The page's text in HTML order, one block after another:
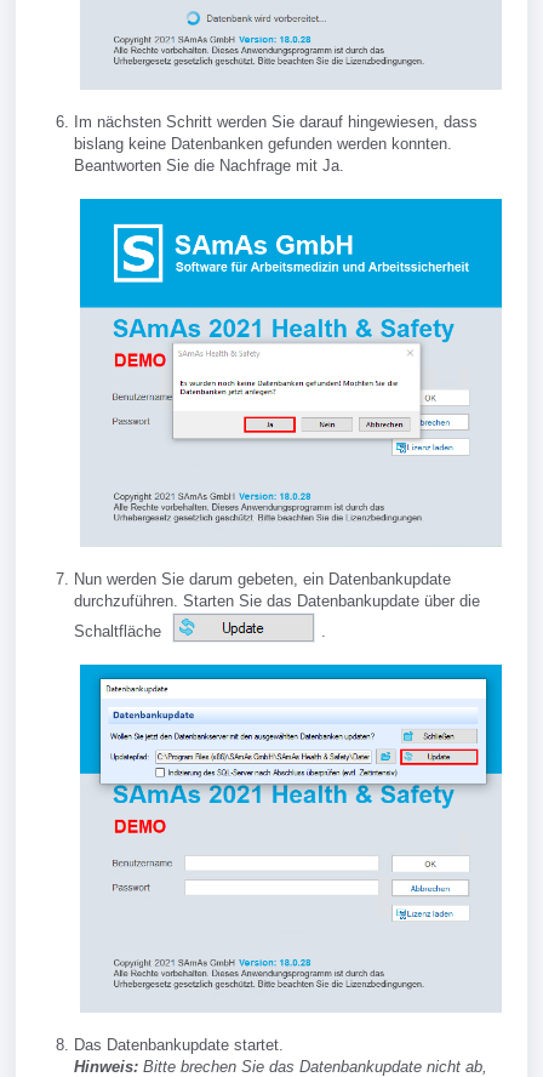
Im nächsten Schritt werden Sie darauf hingewiesen, dass
bislang keine Datenbanken gefunden werden konnten.
Beantworten Sie die Nachfrage mit Ja.
Nun werden Sie darum gebeten, ein Datenbankupdate
durchzuführen. Starten Sie das Datenbankupdate über die
Schaltfläche
.
Das Datenbankupdate startet.
Hinweis: Bitte brechen Sie das Datenbankupdate nicht ab,